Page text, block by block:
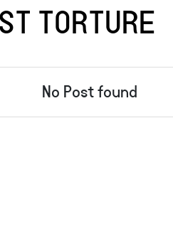
TORTURE
No Post found